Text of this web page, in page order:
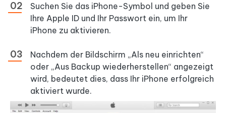
Suchen Sie das iPhone-Symbol und geben Sie
Ihre Apple ID und Ihr Passwort ein, um Ihr
iPhone zu aktivieren.
Nachdem der Bildschirm „Als neu einrichten“
oder „Aus Backup wiederherstellen“ angezeigt
wird, bedeutet dies, dass Ihr iPhone erfolgreich
aktiviert wurde.